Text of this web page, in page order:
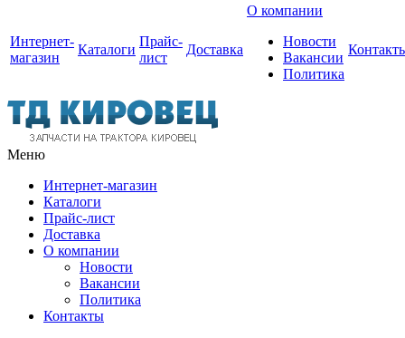
Интернет-
магазин
Каталоги
Прайс-
лист
Доставка
О компании
Новости
Вакансии
Политика
Меню
Интернет-магазин
Каталоги
Прайс-лист
Доставка
О компании
Новости
Вакансии
Политика
Контакты